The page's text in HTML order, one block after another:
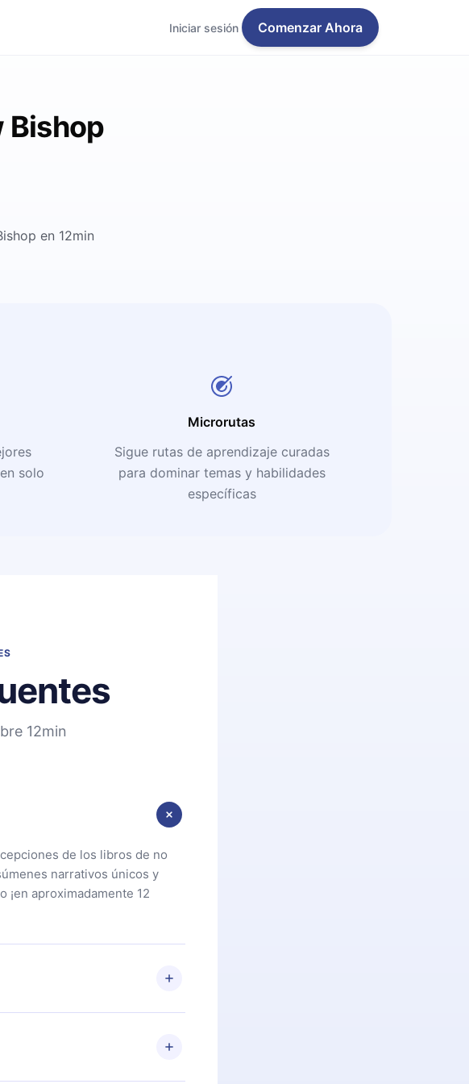
Iniciar sesión Comenzar Ahora
Bishop
en 12min
solo
Microrutas
Sigue rutas de aprendizaje curadas
para dominar temas y habilidades
específicas
12min
de los libros de no
narrativos únicos y
aproximadamente 12
de nuestra biblioteca. Si por
contacta a